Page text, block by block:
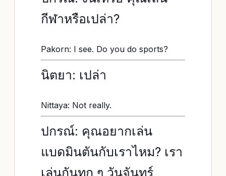
กีฬาหรือเปล่า?
Pakorn: I see. Do you do sports?
นิตยา: เปล่า
Nittaya: Not really.
ปกรณ์: คุณอยากเล่น
แบดมินตันกับเราไหม? เรา
เล่นกันทุก ๆ วันจันทร์